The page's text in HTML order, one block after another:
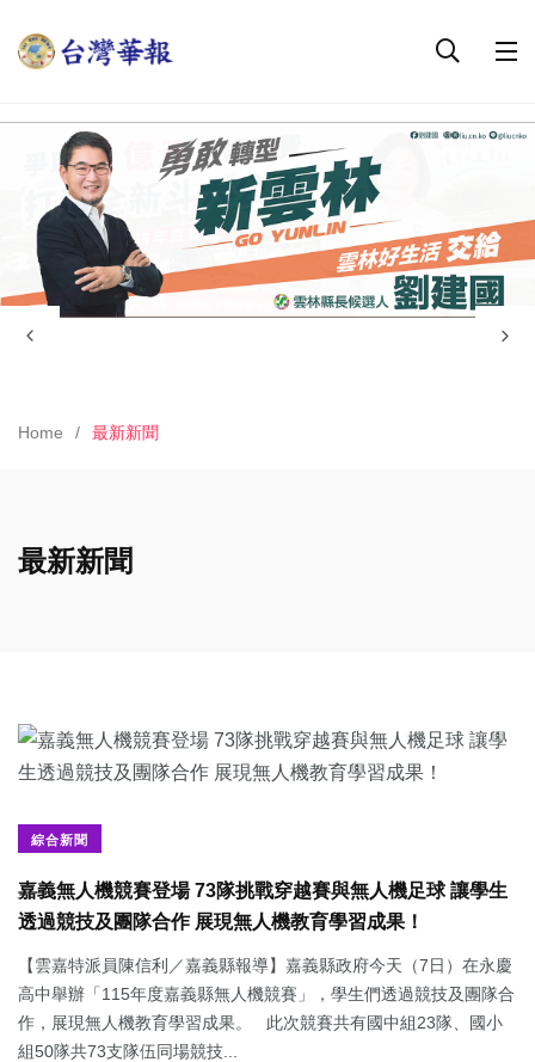
Home 最新新聞
最新新聞
綜合新聞
嘉義無人機競賽登場 73隊挑戰穿越賽與無人機足球 讓學生
透過競技及團隊合作 展現無人機教育學習成果！
【雲嘉特派員陳信利／嘉義縣報導】嘉義縣政府今天（7日）在永慶
高中舉辦「115年度嘉義縣無人機競賽」，學生們透過競技及團隊合
作，展現無人機教育學習成果。 此次競賽共有國中組23隊、國小
組50隊共73支隊伍同場競技...